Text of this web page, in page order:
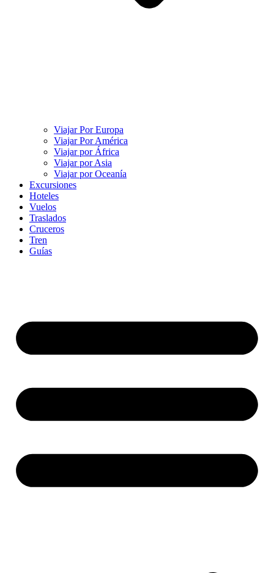
Viajar Por Europa
Viajar Por América
Viajar por África
Viajar por Asia
Viajar por Oceanía
Excursiones
Hoteles
Vuelos
Traslados
Cruceros
Tren
Guías